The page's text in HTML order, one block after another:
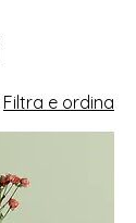
Filtra e ordina